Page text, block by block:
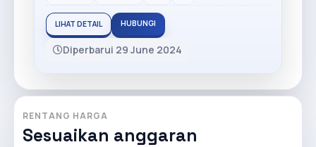
LIHAT DETAIL HUBUNGI
Diperbarui 29 June 2024
RENTANG HARGA
Sesuaikan anggaran